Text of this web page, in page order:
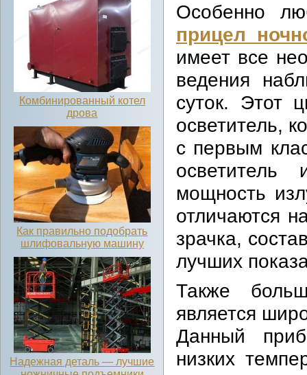
Комбинированный котел
дрова
Как правильно подобрать
шлифовальную машину
Надежная деталь — лучшие
Особенно
прицел
имеет все
ведения
суток. Этот
осветитель,
с первым
осветитель
мощность
отличаются
зрачка,
лучших
Также
является
Данный
низких